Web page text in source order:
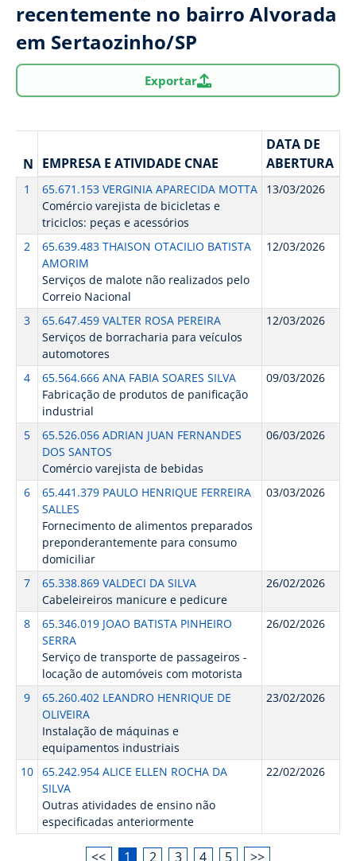
recentemente no bairro Alvorada
em Sertaozinho/SP
Exportar
N EMPRESA E ATIVIDADE CNAE
DATA DE
ABERTURA
1
65.671.153 VERGINIA APARECIDA MOTTA
Comércio varejista de bicicletas e
triciclos: peças e acessórios
13/03/2026
2
65.639.483 THAISON OTACILIO BATISTA
AMORIM
Serviços de malote não realizados pelo
Correio Nacional
12/03/2026
3
65.647.459 VALTER ROSA PEREIRA
Serviços de borracharia para veículos
automotores
12/03/2026
4
65.564.666 ANA FABIA SOARES SILVA
Fabricação de produtos de panificação
industrial
09/03/2026
5
65.526.056 ADRIAN JUAN FERNANDES
DOS SANTOS
Comércio varejista de bebidas
06/03/2026
6
65.441.379 PAULO HENRIQUE FERREIRA
SALLES
Fornecimento de alimentos preparados
preponderantemente para consumo
domiciliar
03/03/2026
7
65.338.869 VALDECI DA SILVA
Cabeleireiros manicure e pedicure
26/02/2026
8
65.346.019 JOAO BATISTA PINHEIRO
SERRA
Serviço de transporte de passageiros -
locação de automóveis com motorista
26/02/2026
9
65.260.402 LEANDRO HENRIQUE DE
OLIVEIRA
Instalação de máquinas e
equipamentos industriais
23/02/2026
10 65.242.954 ALICE ELLEN ROCHA DA
SILVA
Outras atividades de ensino não
especificadas anteriormente
22/02/2026
<< 1 2 3 4 5 >>